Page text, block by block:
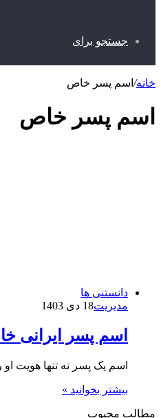
جستجو برای
خانه/ اسم پسر خاص
اسم پسر خاص
دانستنی ها
مدیریت18 دی 1403
اسم پسر ایرانی
اسم یک پسر نه‌ تنها هویت
بیشتر بخوانید »
مطالب محبوب